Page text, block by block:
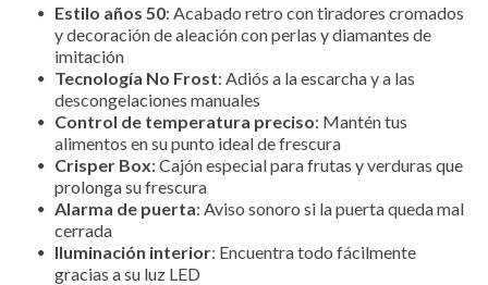
Estilo años 50: Acabado retro con tiradores cromados
y decoración de aleación con perlas y diamantes de
imitación
Tecnología No Frost: Adiós a la escarcha y a las
descongelaciones manuales
Control de temperatura preciso: Mantén tus
alimentos en su punto ideal de frescura
Crisper Box: Cajón especial para frutas y verduras que
prolonga su frescura
Alarma de puerta: Aviso sonoro si la puerta queda mal
cerrada
Iluminación interior: Encuentra todo fácilmente
gracias a su luz LED